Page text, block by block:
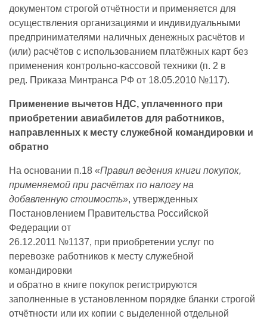
документом строгой отчётности и применяется для
осуществления организациями и индивидуальными
предпринимателями наличных денежных расчётов и
(или) расчётов с использованием платёжных карт без
применения контрольно-кассовой техники (п. 2 в
ред. Приказа Минтранса РФ от 18.05.2010 №117).
Применение вычетов НДС, уплаченного при
приобретении авиабилетов для работников,
направленных к месту служебной командировки и
обратно
На основании п.18 «Правил ведения книги покупок,
применяемой при расчётах по налогу на
добавленную стоимость», утвержденных
Постановлением Правительства Российской
Федерации от
26.12.2011 №1137, при приобретении услуг по
перевозке работников к месту служебной
командировки
и обратно в книге покупок регистрируются
заполненные в установленном порядке бланки строгой
отчётности или их копии с выделенной отдельной